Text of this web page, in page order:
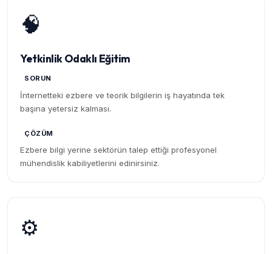
🧠
Yetkinlik Odaklı Eğitim
SORUN
İnternetteki ezbere ve teorik bilgilerin iş hayatında tek
başına yetersiz kalması.
ÇÖZÜM
Ezbere bilgi yerine sektörün talep ettiği profesyonel
mühendislik kabiliyetlerini edinirsiniz.
⚙️